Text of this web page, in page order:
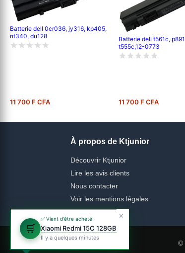
Batterie dell 0cr036, jy316, kp405,
nt340, du128
11 700 F CFA
Batterie dell t561c,
t555c,12-0773
11 700 F CFA
À propos de Ktjunior
Découvrir Ktjunior
Lire les avis clients
Nous contacter
Voir les mentions légales
©
🛒
✅ Vient d'être acheté
Xiaomi Redmi 15C 128GB
Il y a quelques minutes
✕